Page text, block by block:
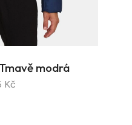
modrá
Kč